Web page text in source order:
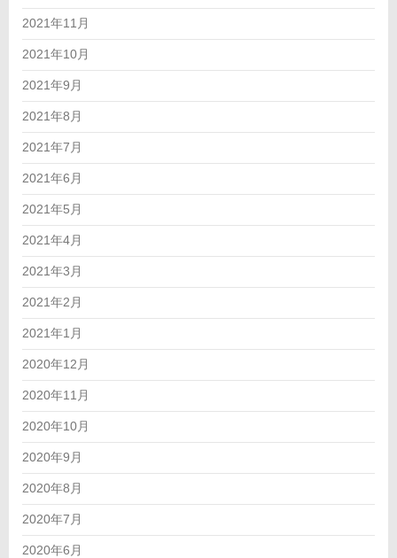
2021年11月
2021年10月
2021年9月
2021年8月
2021年7月
2021年6月
2021年5月
2021年4月
2021年3月
2021年2月
2021年1月
2020年12月
2020年11月
2020年10月
2020年9月
2020年8月
2020年7月
2020年6月